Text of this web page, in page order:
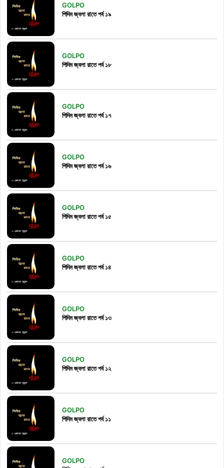
GOLPO
পিদিম জ্বলা রাতে পর্ব ১৯
GOLPO
পিদিম জ্বলা রাতে পর্ব ১৮
GOLPO
পিদিম জ্বলা রাতে পর্ব ১৭
GOLPO
পিদিম জ্বলা রাতে পর্ব ১৬
GOLPO
পিদিম জ্বলা রাতে পর্ব ১৫
GOLPO
পিদিম জ্বলা রাতে পর্ব ১৪
GOLPO
পিদিম জ্বলা রাতে পর্ব ১৩
GOLPO
পিদিম জ্বলা রাতে পর্ব ১২
GOLPO
পিদিম জ্বলা রাতে পর্ব ১১
GOLPO